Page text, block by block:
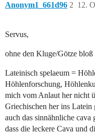
Anonym1_661d96 12.
2
Servus,
ohne den Kluge/Götze bloß
Lateinisch spelaeum =
Höhlenforschung,
mich vom Anlaut her nicht
Griechischen her ins
auch das sinnähnliche
dass die leckere Cava und